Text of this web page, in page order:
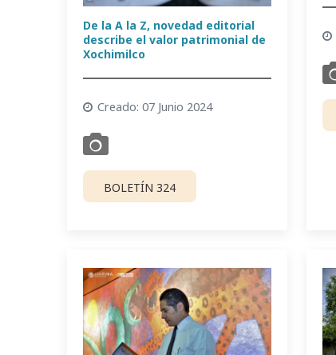
De la A la Z, novedad editorial
describe el valor patrimonial de
Xochimilco
Creado: 07 Junio 2024
BOLETÍN 324